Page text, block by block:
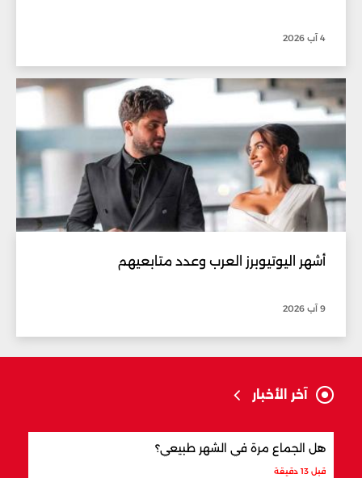
4 آب 2026
أشهر اليوتيوبرز العرب وعدد متابعيهم
9 آب 2026
آخر الأخبار
هل الجماع مرة في الشهر طبيعي؟
قبل 13 دقيقة